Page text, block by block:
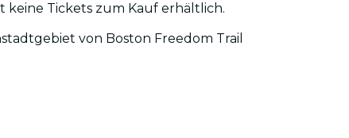
São Paulo
keine Tickets zum Kauf erhältlich.
von Boston Freedom Trail